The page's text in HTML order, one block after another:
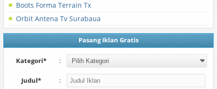
Boots Forma Terrain Tx
Orbit Antena Tv Surabaua
Pasang Iklan Gratis
Kategori* :
Judul* :